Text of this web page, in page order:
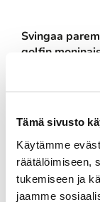
Tämä sivusto
Käytämme
räätälöimiseen,
tukemiseen ja
jaamme
Svingaa
golfin
Golf on mitä
liikkumisesta
Golfseurat ja
kaikille
haluamme